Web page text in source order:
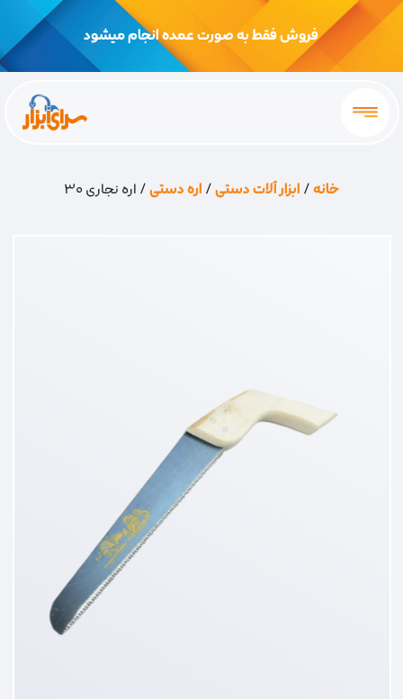
فروش فقط به صورت عمده انجام میشود
خانه/ابزار آلات دستی/اره دستی/ اره نجاری 30